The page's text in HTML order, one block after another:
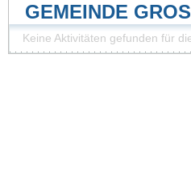
GEMEINDE
Keine Aktivitäten gefunden für